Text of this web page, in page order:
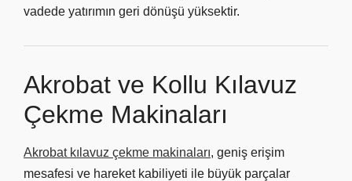
vadede yatırımın geri dönüşü yüksektir.
Akrobat ve Kollu Kılavuz
Çekme Makinaları
Akrobat kılavuz çekme makinaları, geniş erişim
mesafesi ve hareket kabiliyeti ile büyük parçalar